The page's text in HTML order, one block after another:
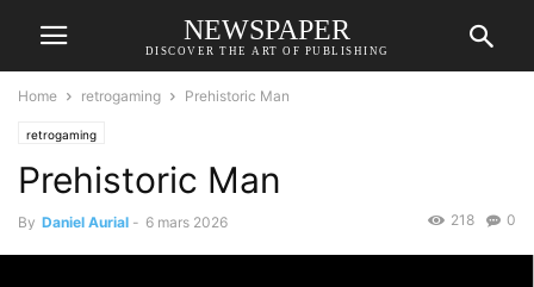
NEWSPAPER
DISCOVER THE ART OF PUBLISHING
Home retrogaming Prehistoric Man
retrogaming
Prehistoric Man
By Daniel Aurial - 6 mars 2026 0
218